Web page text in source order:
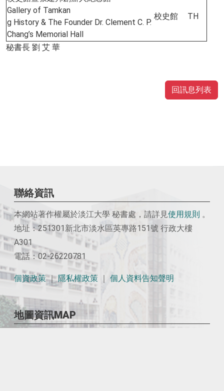
Gallery of Tamkan
g History & The Founder Dr. Clement C. P.
Chang’s Memorial Hall
校史館 TH
秘書長 劉 艾 華
回訊息列表
聯絡資訊
本網站著作權屬於淡江大學 秘書處，請詳見使用規則 。
地址：251301新北市淡水區英專路151號 行政大樓
A301
電話：02-26220781
個資政策｜ 隱私權政策 ｜ 個人資料告知聲明
地圖資訊MAP